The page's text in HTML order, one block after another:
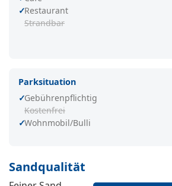
Restaurant
Strandbar
Parksituation
Gebührenpflichtig
Kostenfrei
Wohnmobil/Bulli
Sandqualität